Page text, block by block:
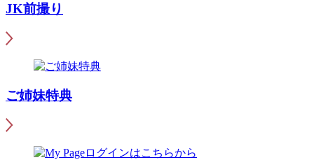
JK前撮り
ご姉妹特典